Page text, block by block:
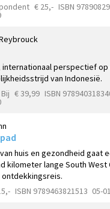
€ 25,- ISBN
internationaal perspectief op
van Indonesië.
€ 39,99 ISBN
huis en gezondheid gaat
kilometer lange South West
ontdekkingsreis.
ISBN 9789463821513 05-